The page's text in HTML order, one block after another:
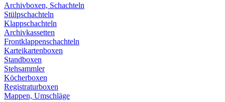
Archivboxen, Schachteln
Stülpschachteln
Klappschachteln
Archivkassetten
Frontklappenschachteln
Karteikartenboxen
Standboxen
Stehsammler
Köcherboxen
Registraturboxen
Mappen, Umschläge